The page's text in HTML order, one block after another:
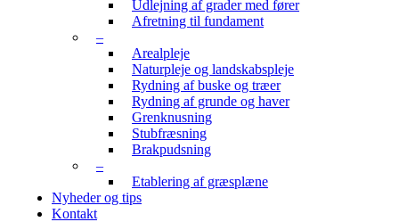
Udlejning af grader med fører
Afretning til fundament
–
Arealpleje
Naturpleje og landskabspleje
Rydning af buske og træer
Rydning af grunde og haver
Grenknusning
Stubfræsning
Brakpudsning
–
Etablering af græsplæne
Nyheder og tips
Kontakt